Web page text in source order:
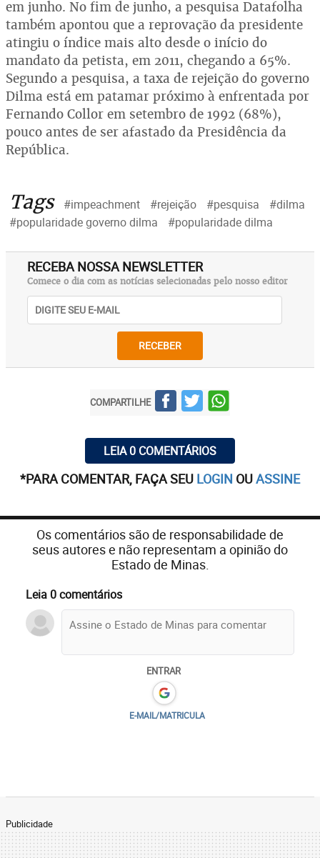
em junho. No fim de junho, a pesquisa Datafolha
também apontou que a reprovação da presidente
atingiu o índice mais alto desde o início do
mandato da petista, em 2011, chegando a 65%.
Segundo a pesquisa, a taxa de rejeição do governo
Dilma está em patamar próximo à enfrentada por
Fernando Collor em setembro de 1992 (68%),
pouco antes de ser afastado da Presidência da
República.
Tags #impeachment #rejeição #pesquisa
#dilma
#popularidade governo dilma
#popularidade dilma
RECEBA NOSSA NEWSLETTER
Comece o dia com as notícias selecionadas pelo nosso editor
RECEBER
COMPARTILHE
LEIA 0 COMENTÁRIOS
*PARA COMENTAR, FAÇA SEU LOGIN OUASSINE
Os comentários são de responsabilidade de
seus autores e não representam a opinião do
Estado de Minas.
Leia 0 comentários
ENTRAR
E-MAIL/MATRICULA
Publicidade